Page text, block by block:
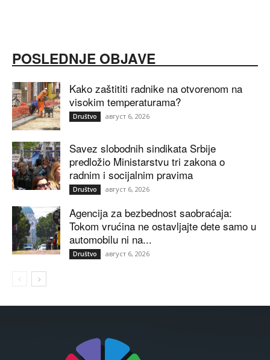
POSLEDNJE OBJAVE
Kako zaštititi radnike na otvorenom na
visokim temperaturama?
Društvo август 6, 2026
Savez slobodnih sindikata Srbije
predložio Ministarstvu tri zakona o
radnim i socijalnim pravima
Društvo август 6, 2026
Agencija za bezbednost saobraćaja:
Tokom vrućina ne ostavljajte dete samo u
automobilu ni na...
Društvo август 6, 2026